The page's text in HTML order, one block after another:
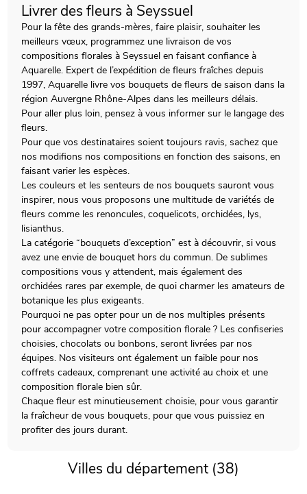
Livrer des fleurs à Seyssuel
Pour la fête des grands-mères, faire plaisir, souhaiter les
meilleurs vœux, programmez une livraison de vos
compositions florales à Seyssuel en faisant confiance à
Aquarelle. Expert de l’expédition de fleurs fraîches depuis
1997, Aquarelle livre vos bouquets de fleurs de saison dans la
région Auvergne Rhône-Alpes dans les meilleurs délais.
Pour aller plus loin, pensez à vous informer sur le langage des
fleurs.
Pour que vos destinataires soient toujours ravis, sachez que
nos modifions nos compositions en fonction des saisons, en
faisant varier les espèces.
Les couleurs et les senteurs de nos bouquets sauront vous
inspirer, nous vous proposons une multitude de variétés de
fleurs comme les renoncules, coquelicots, orchidées, lys,
lisianthus.
La catégorie “bouquets d’exception” est à découvrir, si vous
avez une envie de bouquet hors du commun. De sublimes
compositions vous y attendent, mais également des
orchidées rares par exemple, de quoi charmer les amateurs de
botanique les plus exigeants.
Pourquoi ne pas opter pour un de nos multiples présents
pour accompagner votre composition florale ? Les confiseries
choisies, chocolats ou bonbons, seront livrées par nos
équipes. Nos visiteurs ont également un faible pour nos
coffrets cadeaux, comprenant une activité au choix et une
composition florale bien sûr.
Chaque fleur est minutieusement choisie, pour vous garantir
la fraîcheur de vous bouquets, pour que vous puissiez en
profiter des jours durant.
Villes du département (38)